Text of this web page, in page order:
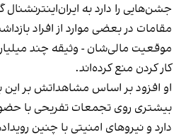
جشن‌هایی را دارد به
مقامات در بعضی موارد از افراد
موقعیت مالی‌شان - وثیقه چند
کار کردن منع کرده‌اند.
او افزود بر اساس مشاهداتش بر
بیشتری روی تجمعات تفریحی با
دارد و نیروهای امنیتی با چنین